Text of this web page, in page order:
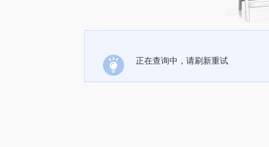
正在查询中，请刷新重试